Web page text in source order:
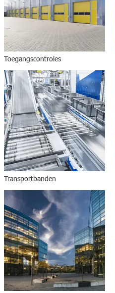
Toegangscontroles
Transportbanden